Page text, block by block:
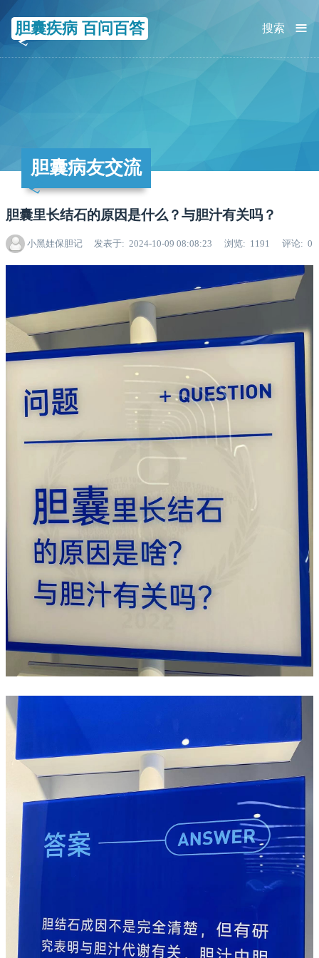
胆囊疾病 百问百答 ≡
搜索
胆囊病友交流
胆囊里长结石的原因是什么？与胆汁有关吗？
小黑娃保胆记 发表于 2024-10-09 08:08:23 浏览 1191 评论 0